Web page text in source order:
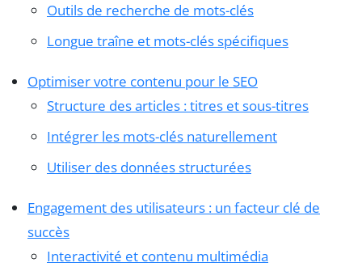
Outils de recherche de mots-clés
Longue traîne et mots-clés spécifiques
Optimiser votre contenu pour le SEO
Structure des articles : titres et sous-titres
Intégrer les mots-clés naturellement
Utiliser des données structurées
Engagement des utilisateurs : un facteur clé de
succès
Interactivité et contenu multimédia